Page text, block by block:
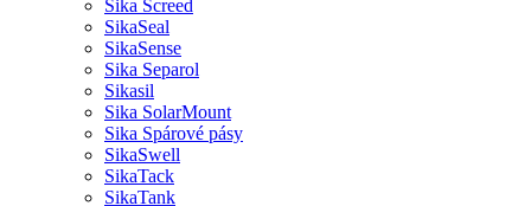
Sika Screed
SikaSeal
SikaSense
Sika Separol
Sikasil
Sika SolarMount
Sika Spárové pásy
SikaSwell
SikaTack
SikaTank